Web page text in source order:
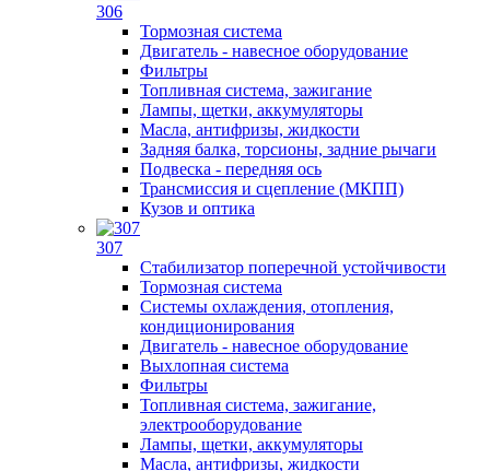
306
Тормозная система
Двигатель - навесное оборудование
Фильтры
Топливная система, зажигание
Лампы, щетки, аккумуляторы
Масла, антифризы, жидкости
Задняя балка, торсионы, задние рычаги
Подвеска - передняя ось
Трансмиссия и сцепление (МКПП)
Кузов и оптика
307
Стабилизатор поперечной устойчивости
Тормозная система
Системы охлаждения, отопления,
кондиционирования
Двигатель - навесное оборудование
Выхлопная система
Фильтры
Топливная система, зажигание,
электрооборудование
Лампы, щетки, аккумуляторы
Масла, антифризы, жидкости